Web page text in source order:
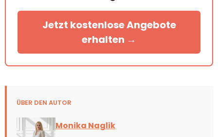
Jetzt kostenlose Angebote
erhalten →
ÜBER DEN AUTOR
Monika Naglik